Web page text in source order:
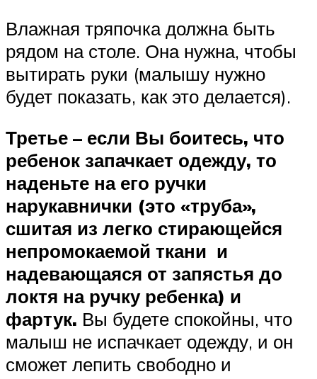
Влажная тряпочка должна быть
рядом на столе. Она нужна, чтобы
вытирать руки (малышу нужно
будет показать, как это делается).
Третье – если Вы боитесь, что
ребенок запачкает одежду, то
наденьте на его ручки
нарукавнички (это «труба»,
сшитая из легко стирающейся
непромокаемой ткани и
надевающаяся от запястья до
локтя на ручку ребенка) и
фартук. Вы будете спокойны, что
малыш не испачкает одежду, и он
сможет лепить свободно и